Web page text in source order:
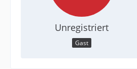
Unregistriert
Gast